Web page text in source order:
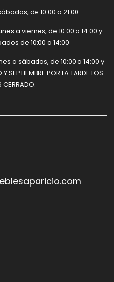
de 10:00 a 21:00
a viernes, de 10:00 a 14:00 y
de 10:00 a 14:00
a sábados, de 10:00 a 14:00 y
SEPTIEMBRE POR LA TARDE LOS
CERRADO.